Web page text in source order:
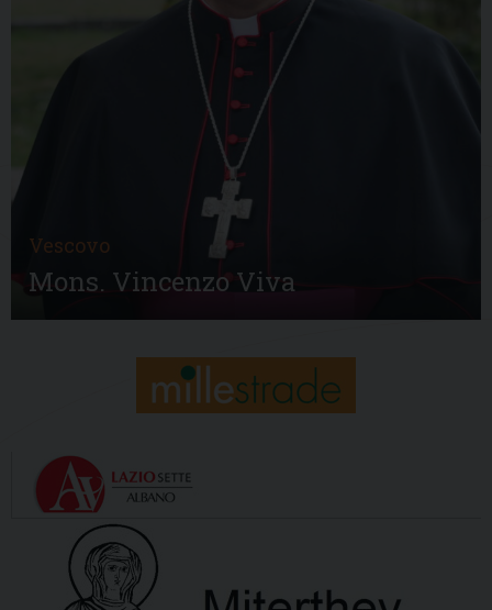
Vescovo
Mons. Vincenzo Viva